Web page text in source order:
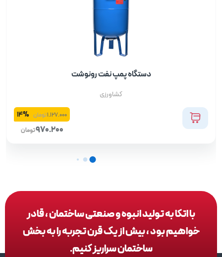
دستگاه پمپ نفت رونوشت
کشاورزی
1.127.000تومان 14%
970.200تومان
با اتکا به تولید انبوه و صنعتی ساختمان ، قادر
خواهیم بود ، بیش از یک قرن تجربه را به بخش
ساختمان سراریز کنیم.